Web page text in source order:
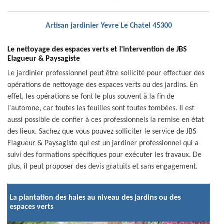
Artisan jardinier Yevre Le Chatel 45300
Le nettoyage des espaces verts et l'intervention de JBS
Elagueur & Paysagiste
Le jardinier professionnel peut être sollicité pour effectuer des
opérations de nettoyage des espaces verts ou des jardins. En
effet, les opérations se font le plus souvent à la fin de
l'automne, car toutes les feuilles sont toutes tombées. Il est
aussi possible de confier à ces professionnels la remise en état
des lieux. Sachez que vous pouvez solliciter le service de JBS
Elagueur & Paysagiste qui est un jardiner professionnel qui a
suivi des formations spécifiques pour exécuter les travaux. De
plus, il peut proposer des devis gratuits et sans engagement.
La plantation des haies au niveau des jardins ou des
espaces verts